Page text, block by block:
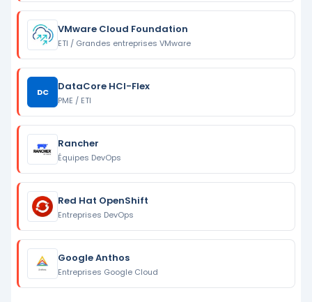
VMware Cloud Foundation
ETI / Grandes entreprises VMware
DC DataCore HCI-Flex
PME / ETI
Rancher
Équipes DevOps
Red Hat OpenShift
Entreprises DevOps
Google Anthos
Entreprises Google Cloud